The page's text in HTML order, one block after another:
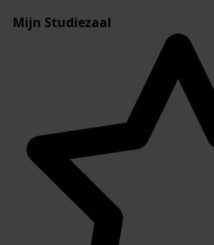
Mijn Studiezaal